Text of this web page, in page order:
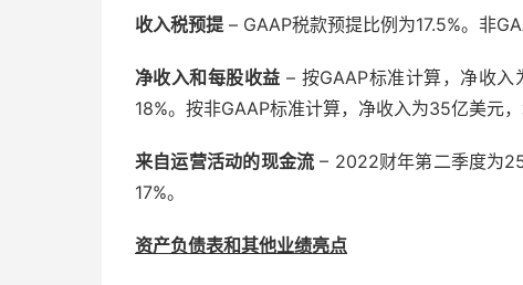
收入税预提 – GAAP税款预提比例为17.5%。非
净收入和每股收益 – 按GAAP标准计算，净收入
18%。按非GAAP标准计算，净收入为35亿美元
来自运营活动的现金流 – 2022财年第二季度为
17%。
资产负债表和其他业绩亮点